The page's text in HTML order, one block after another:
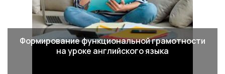
Формирование функциональной грамотности
на уроке английского языка